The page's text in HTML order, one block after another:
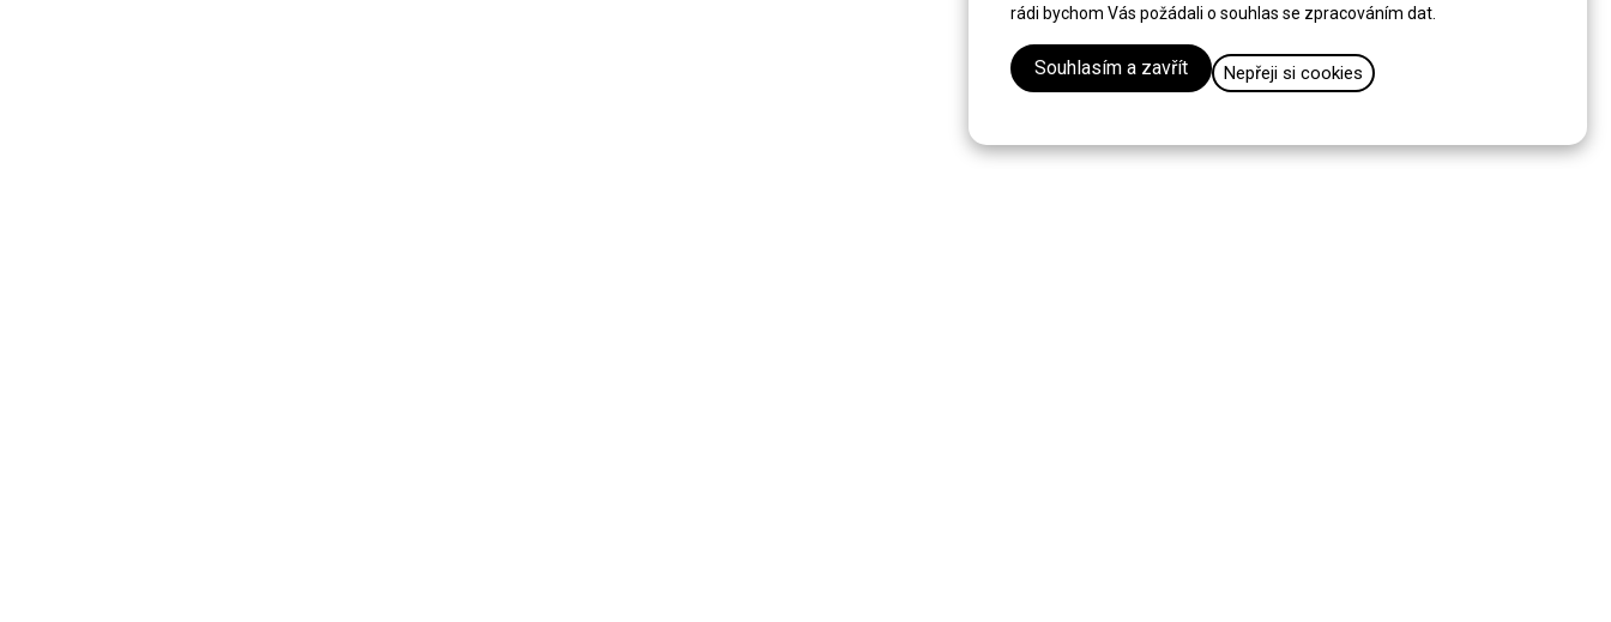
rádi bychom Vás požádali o souhlas se zpracováním dat.
Souhlasím a zavřít Nepřeji si cookies